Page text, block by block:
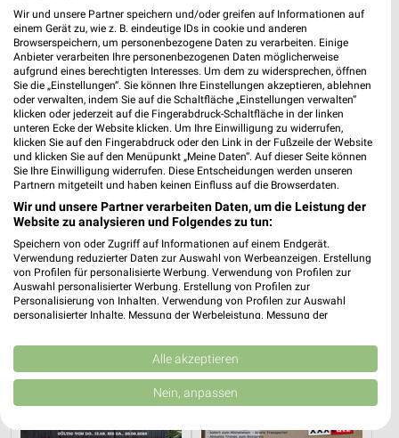
XXXLutz
33,2 km
Gültig bis Fr. 14.08.
XXXLutz
33,2 km
Gültig bis Fr. 28.08.
XXXLutz XXXLutz
Wir und unsere Partner speichern und/oder greifen auf Informationen auf
einem Gerät zu, wie z. B. eindeutige IDs in cookie und anderen
Browserspeichern, um personenbezogene Daten zu verarbeiten. Einige
Anbieter verarbeiten Ihre personenbezogenen Daten möglicherweise
aufgrund eines berechtigten Interesses. Um dem zu widersprechen, öffnen
Sie die „Einstellungen“. Sie können Ihre Einstellungen akzeptieren, ablehnen
oder verwalten, indem Sie auf die Schaltfläche „Einstellungen verwalten“
klicken oder jederzeit auf die Fingerabdruck-Schaltfläche in der linken
unteren Ecke der Website klicken. Um Ihre Einwilligung zu widerrufen,
klicken Sie auf den Fingerabdruck oder den Link in der Fußzeile der Website
und klicken Sie auf den Menüpunkt „Meine Daten“. Auf dieser Seite können
Sie Ihre Einwilligung widerrufen. Diese Entscheidungen werden unseren
Partnern mitgeteilt und haben keinen Einfluss auf die Browserdaten.
Wir und unsere Partner verarbeiten Daten, um die Leistung der
Website zu analysieren und Folgendes zu tun:
Speichern von oder Zugriff auf Informationen auf einem Endgerät.
Verwendung reduzierter Daten zur Auswahl von Werbeanzeigen. Erstellung
von Profilen für personalisierte Werbung. Verwendung von Profilen zur
Auswahl personalisierter Werbung. Erstellung von Profilen zur
Personalisierung von Inhalten. Verwendung von Profilen zur Auswahl
personalisierter Inhalte. Messung der Werbeleistung. Messung der
Kombinationen von Daten aus verschiedenen Quellen. Entwicklung und
Verbesserung der Angebote. Verwendung reduzierter Daten zur Auswahl
von Inhalten.
Daten können außerhalb der Europäischen Union weitergegeben und in die
Website/App.
Alle akzeptieren
Nein, anpassen